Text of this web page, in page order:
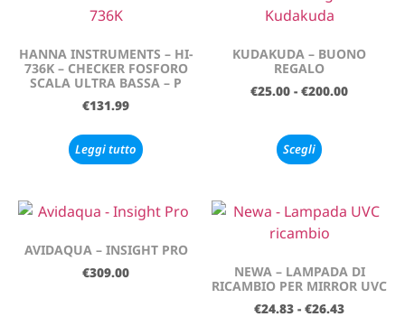
HANNA INSTRUMENTS – HI-
736K – CHECKER FOSFORO
SCALA ULTRA BASSA – P
€131.99
Leggi tutto
KUDAKUDA – BUONO
REGALO
€25.00 - €200.00
Scegli
AVIDAQUA – INSIGHT PRO
€309.00
NEWA – LAMPADA DI
RICAMBIO PER MIRROR UVC
€24.83 - €26.43